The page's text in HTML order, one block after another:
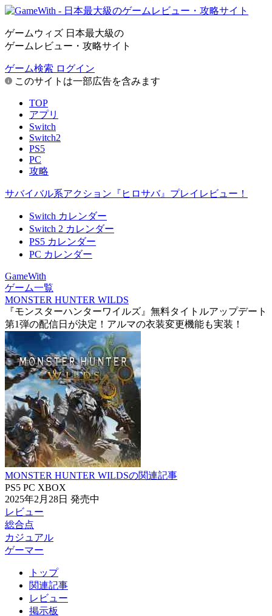
ゲームウィズ 日本最大級の
ゲームレビュー・攻略サイト
ゲーム検索 ログイン
このサイトは一部広告を含みます
TOP
アプリ
Switch
Switch2
PS5
PC
攻略
サバイバル系アクション『ヒロサバ』プレイレビュー！
Switch カレンダー
Switch 2 カレンダー
PS5 カレンダー
PC カレンダー
GameWith
ゲーム一覧
MONSTER HUNTER WILDS
『モンスターハンターワイルズ』無料タイトルアップデート
第1弾の配信日が決定！アルマの衣装変更機能も実装！
MONSTER HUNTER WILDSの関連記事
PS5 PC XBOX
2025年2月28日 発売中
レビュー
総合点
カジュアル
ゲーマー
トップ
関連記事
レビュー
掲示板